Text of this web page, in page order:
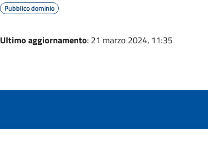
Pubblico dominio
Ultimo aggiornamento: 21 marzo 2024, 11:35